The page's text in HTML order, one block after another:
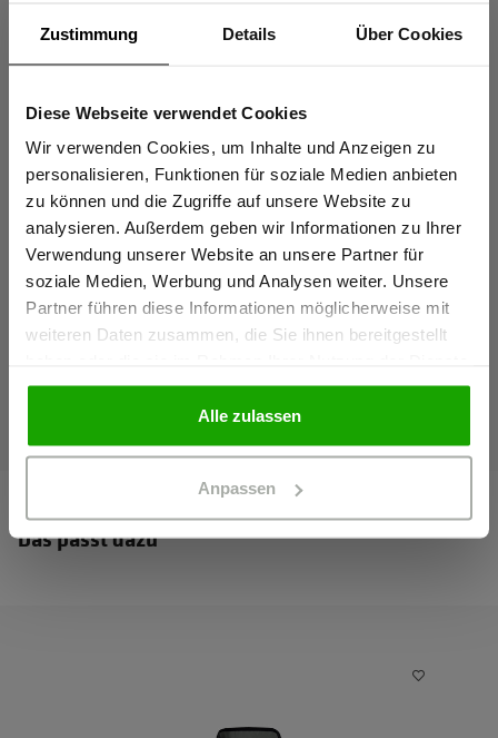
Zustimmung Details Über Cookies
Diese Webseite verwendet Cookies
Wir verwenden Cookies, um Inhalte und Anzeigen zu
personalisieren, Funktionen für soziale Medien anbieten
zu können und die Zugriffe auf unsere Website zu
analysieren. Außerdem geben wir Informationen zu Ihrer
Verwendung unserer Website an unsere Partner für
soziale Medien, Werbung und Analysen weiter. Unsere
Partner führen diese Informationen möglicherweise mit
weiteren Daten zusammen, die Sie ihnen bereitgestellt
gesammelt haben.
Alle zulassen
Anpassen
Tasche komplett geschlossen:
Blickdicht und sicher verstautes
Werkzeug.
Reißverschluss
Schneller Zugriff
Werkzeug möglich.
Das passt dazu
Sind Sie
Gewerbetreibender?
Ich bestätige, dass ich Gewerbetreibender bin. Alle
Preise werden netto ausgewiesen.